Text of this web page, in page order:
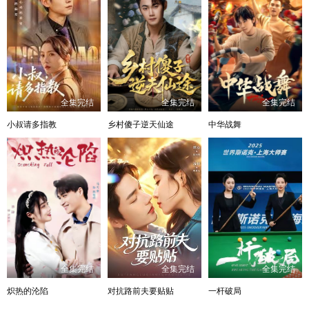
全集完结
小叔请多指教
全集完结
乡村傻子逆天仙途
全集完结
中华战舞
全集完结
炽热的沦陷
全集完结
对抗路前夫要贴贴
全集完结
一杆破局